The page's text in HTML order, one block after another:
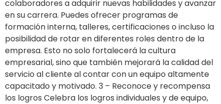
colaboradores a adquirir nuevas habilidades y avanzar
en su carrera. Puedes ofrecer programas de
formación interna, talleres, certificaciones o incluso la
posibilidad de rotar en diferentes roles dentro de la
empresa. Esto no solo fortalecerá la cultura
empresarial, sino que también mejorará la calidad del
servicio al cliente al contar con un equipo altamente
capacitado y motivado. 3 – Reconoce y recompensa
los logros Celebra los logros individuales y de equipo,